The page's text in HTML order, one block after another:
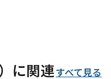
に関連すべて見る